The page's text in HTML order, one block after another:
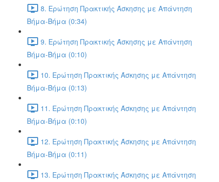
8. Ερώτηση Πρακτικής Άσκησης με Απάντηση
Βήμα-Βήμα (0:34)
9. Ερώτηση Πρακτικής Άσκησης με Απάντηση
Βήμα-Βήμα (0:10)
10. Ερώτηση Πρακτικής Άσκησης με Απάντηση
Βήμα-Βήμα (0:13)
11. Ερώτηση Πρακτικής Άσκησης με Απάντηση
Βήμα-Βήμα (0:10)
12. Ερώτηση Πρακτικής Άσκησης με Απάντηση
Βήμα-Βήμα (0:11)
13. Ερώτηση Πρακτικής Άσκησης με Απάντηση